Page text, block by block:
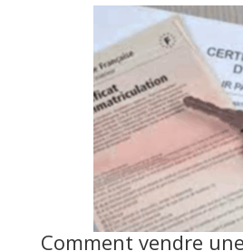
Comment vendre